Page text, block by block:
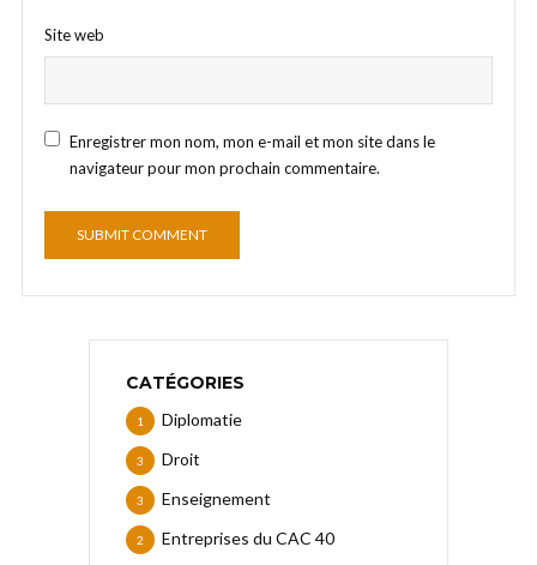
Site web
Enregistrer mon nom, mon e-mail et mon site dans le
navigateur pour mon prochain commentaire.
CATÉGORIES
Diplomatie
1
Droit
3
Enseignement
3
Entreprises du CAC 40
2